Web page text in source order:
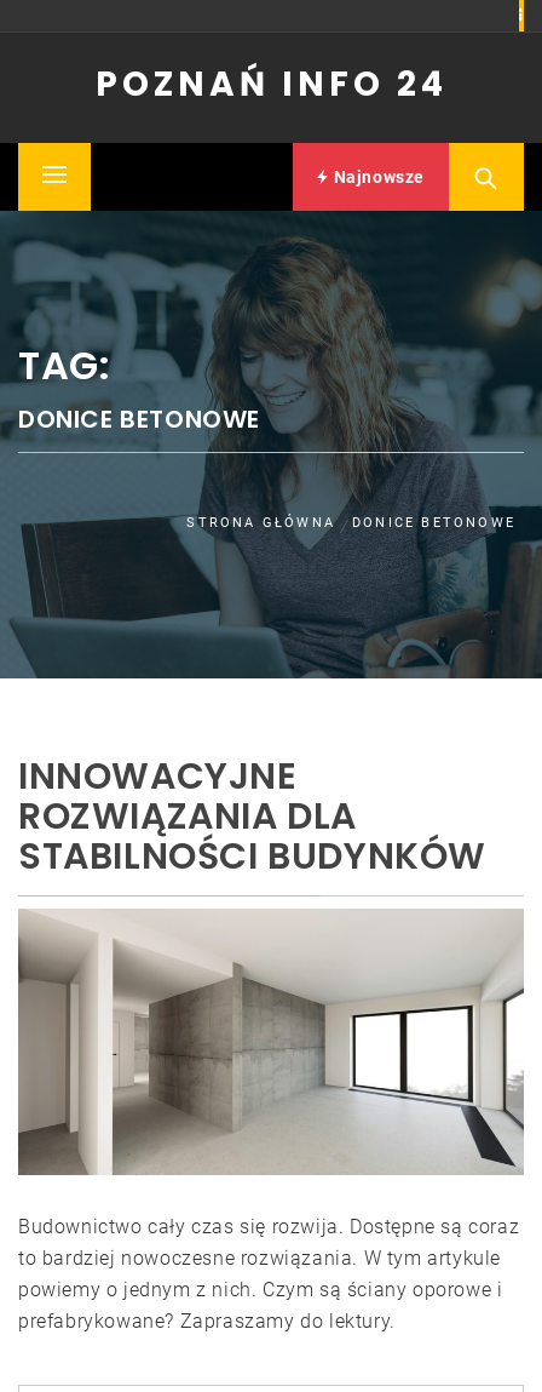
POZNAŃ INFO 24
Primary
Najnowsze
TAG:
DONICE BETONOWE
STRONA GŁÓWNA DONICE BETONOWE
INNOWACYJNE
ROZWIĄZANIA DLA
STABILNOŚCI BUDYNKÓW
Budownictwo cały czas się rozwija. Dostępne są coraz
to bardziej nowoczesne rozwiązania. W tym artykule
powiemy o jednym z nich. Czym są ściany oporowe i
prefabrykowane? Zapraszamy do lektury.